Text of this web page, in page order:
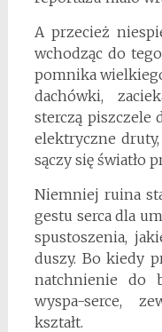
A przecież
wchodząc do
pomnika
dachówki,
sterczą piszczele
elektryczne
sączy się światło
Niemniej ruina
gestu serca dla
spustoszenia,
duszy. Bo kiedy
natchnienie do
wyspa-serce,
kształt.